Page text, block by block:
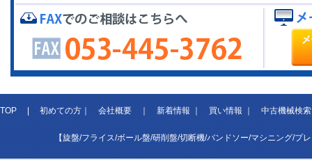
TOP|初めての方｜会社概要｜新着情報｜買い情報｜中古機械検索
【旋盤/フライス/ボール盤/研削盤/切断機/バンドソー/マシニング/プ